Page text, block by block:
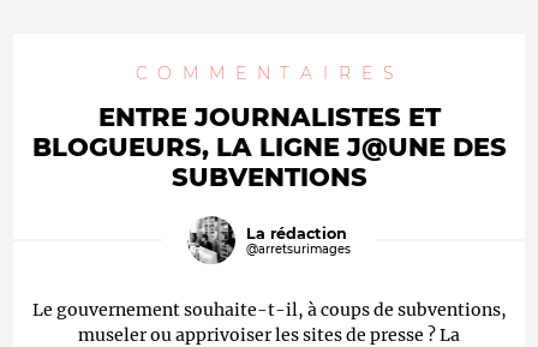
COMMENTAIRES
ENTRE JOURNALISTES ET
BLOGUEURS, LA LIGNE J@UNE DES
SUBVENTIONS
La rédaction
@arretsurimages
Le gouvernement souhaite-t-il, à coups de subventions,
museler ou apprivoiser les sites de presse ? La